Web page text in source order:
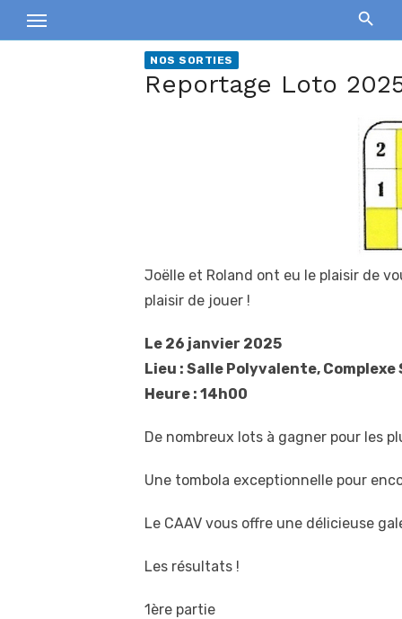
to
NOS SORTIES
Reportage Loto
Joëlle et Roland ont eu le plaisir de
plaisir de jouer !
Le 26 janvier 2025
Lieu : Salle Polyvalente,
Heure : 14h00
De nombreux lots à gagner pour les
Une tombola exceptionnelle pour
Le CAAV vous offre une délicieuse
Les résultats !
1ère partie